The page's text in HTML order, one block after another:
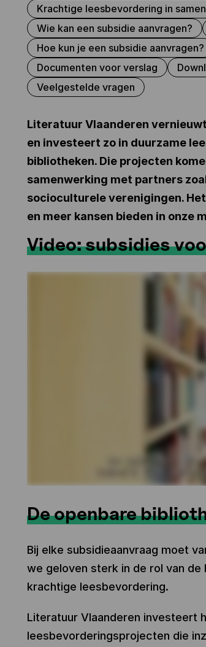
Krachtige leesbevordering in
Wie kan een subsidie aanvragen?
Hoe kun je een subsidie aanvragen?
Documenten voor verslag
Veelgestelde vragen
Literatuur Vlaanderen
en investeert zo in duurzame
bibliotheken. Die projecten
samenwerking met partners
socioculturele verenigingen.
en meer kansen bieden in onze
Video: subsidies
De openbare
Bij elke subsidieaanvraag moet
we geloven sterk in de rol van
krachtige leesbevordering.
Literatuur Vlaanderen investeert
leesbevorderingsprojecten die